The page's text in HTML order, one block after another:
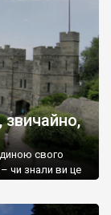
звичайно,
свого
чи знали ви це